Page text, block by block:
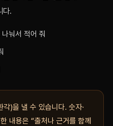
다.
눠서 적어 줘
)을 낼 수 있습니다. 숫자·
내용은 “출처나 근거를 함께